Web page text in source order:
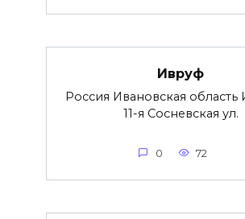
Ивруф
Россия Ивановская область
11-я Сосневская ул.
0 72